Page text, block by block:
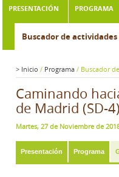
PRESENTACIÓN PROGRAMA
Buscador de actividades
> Inicio / Programa / Buscador
Caminando
de Madrid (SD-4)
Martes, 27 de Noviembre de
Presentación Programa